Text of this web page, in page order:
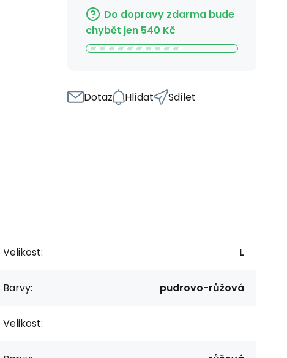
Do dopravy zdarma bude
chybět jen 540 Kč
Dotaz Hlídat Sdílet
Velikost: L
Barvy: pudrovo-růžová
Velikost: